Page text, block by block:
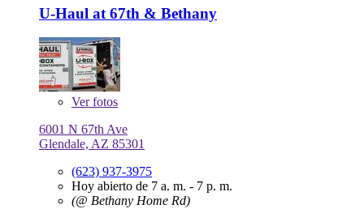
U-Haul at 67th & Bethany
Verfotos
6001 N 67th Ave
Glendale, AZ 85301
(623) 937-3975
Hoy abierto de 7 a. m. - 7 p. m.
(@ Bethany Home Rd)